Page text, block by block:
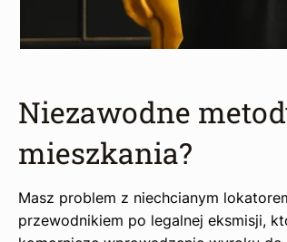
Niezawodne
mieszkania?
Masz problem z niechcianym
przewodnikiem po legalnej eksmisji,